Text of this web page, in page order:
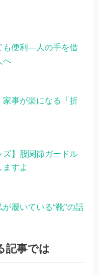
も便利―人の手を借
へ
事が楽になる「折
ズ】股関節ガードル
すよ
履いている“靴”の話
記事では